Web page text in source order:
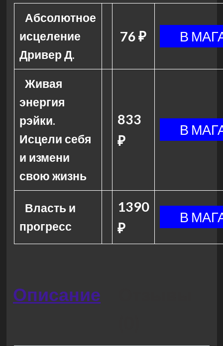
Абсолютное
исцеление
Дривер Д.
76 ₽
Живая
энергия
рэйки.
Исцели себя
и измени
свою жизнь
833
₽
Власть и
прогресс
1390
₽
Описание